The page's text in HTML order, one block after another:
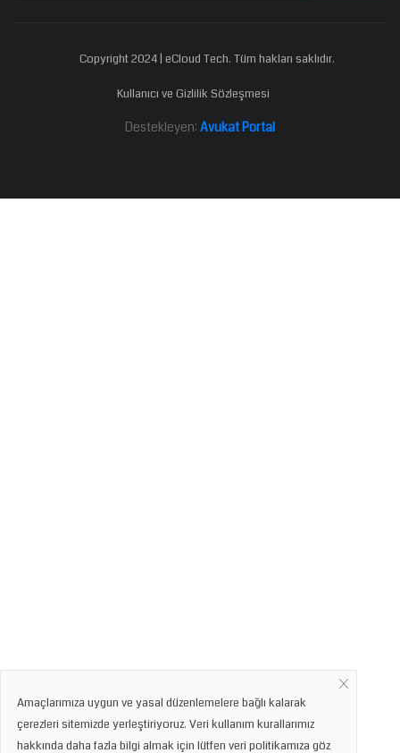
Copyright 2024 | eCloud Tech. Tüm hakları saklıdır.
Kullanıcı ve Gizlilik Sözleşmesi
Destekleyen: Avukat Portal
Amaçlarımıza uygun ve yasal düzenlemelere bağlı kalarak
çerezleri sitemizde yerleştiriyoruz. Veri kullanım kurallarımız
hakkında daha fazla bilgi almak için lütfen veri politikamıza göz